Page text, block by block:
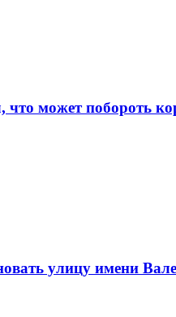
что может побороть
улицу имени